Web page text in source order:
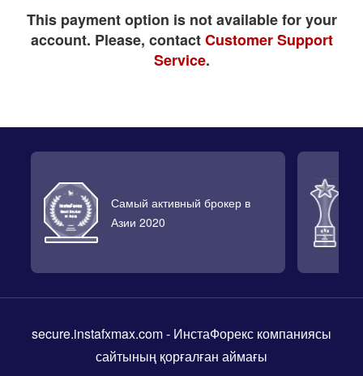
This payment option is not available for your
account. Please, contactCustomer Support
Service.
Самый активный брокер в
Азии 2020
secure.instafxmax.com- ИнстаФорекс компаниясы
сайтының қорғалған аймағы